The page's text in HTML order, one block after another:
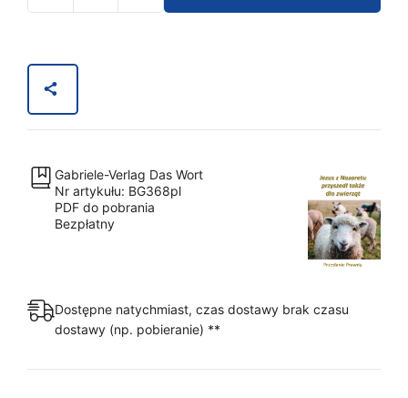
przyszedł
dla
zwierząt
Gabriele-Verlag Das Wort
Nr artykułu: BG368pl
PDF do pobrania
Bezpłatny
Dostępne natychmiast, czas dostawy brak czasu
dostawy (np. pobieranie) **